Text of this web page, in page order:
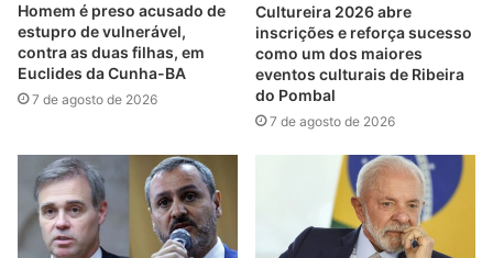
Homem é preso acusado de
estupro de vulnerável,
contra as duas filhas, em
Euclides da Cunha-BA
7 de agosto de 2026
Cultureira 2026 abre
inscrições e reforça sucesso
como um dos maiores
eventos culturais de Ribeira
do Pombal
7 de agosto de 2026